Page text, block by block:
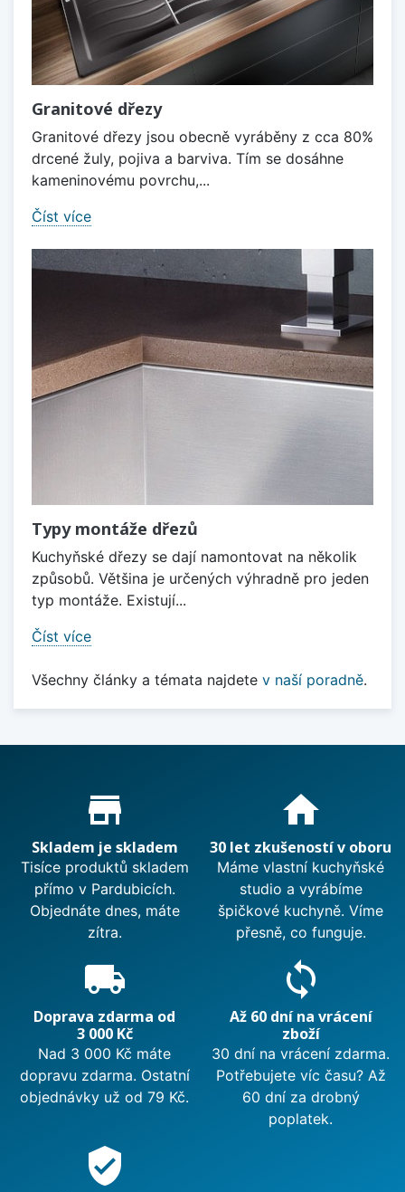
Granitové dřezy
Granitové dřezy jsou obecně vyráběny z cca 80%
drcené žuly, pojiva a barviva. Tím se dosáhne
kameninovému povrchu,...
Číst více
Typy montáže dřezů
Kuchyňské dřezy se dají namontovat na několik
způsobů. Většina je určených výhradně pro jeden
typ montáže. Existují...
Číst více
Všechny články a témata najdete v naší poradně.
Proč nakupovat u nás?
store_mall_directory
Skladem je skladem
Tisíce produktů skladem
přímo v Pardubicích.
Objednáte dnes, máte
zítra.
home
30 let zkušeností v oboru
Máme vlastní kuchyňské
studio a vyrábíme
špičkové kuchyně. Víme
přesně, co funguje.
local_shipping
Doprava zdarma od
3 000 Kč
Nad 3 000 Kč máte
dopravu zdarma. Ostatní
objednávky už od 79 Kč.
sync
Až 60 dní na vrácení
zboží
30 dní na vrácení zdarma.
Potřebujete víc času? Až
60 dní za drobný
poplatek.
verified_user